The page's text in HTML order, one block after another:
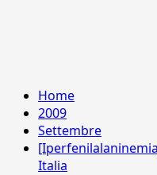
Home
2009
Settembre
Italia